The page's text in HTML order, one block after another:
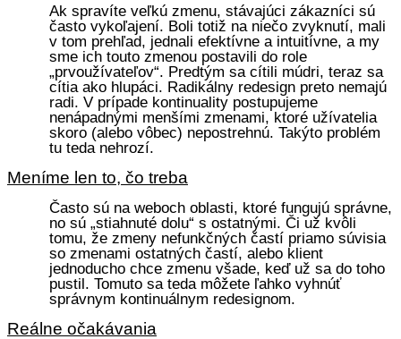
Ak spravíte veľkú zmenu, stávajúci zákazníci sú
často vykoľajení. Boli totiž na niečo zvyknutí, mali
v tom prehľad, jednali efektívne a intuitívne, a my
sme ich touto zmenou postavili do role
„prvoužívateľov“. Predtým sa cítili múdri, teraz sa
cítia ako hlupáci. Radikálny redesign preto nemajú
radi. V prípade kontinuality postupujeme
nenápadnými menšími zmenami, ktoré užívatelia
skoro (alebo vôbec) nepostrehnú. Takýto problém
tu teda nehrozí.
Meníme len to, čo treba
Často sú na weboch oblasti, ktoré fungujú správne,
no sú „stiahnuté dolu“ s ostatnými. Či už kvôli
tomu, že zmeny nefunkčných častí priamo súvisia
so zmenami ostatných častí, alebo klient
jednoducho chce zmenu všade, keď už sa do toho
pustil. Tomuto sa teda môžete ľahko vyhnúť
správnym kontinuálnym redesignom.
Reálne očakávania